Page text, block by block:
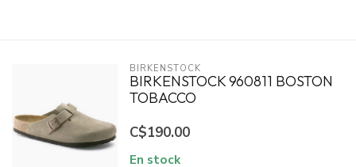
BIRKENSTOCK
BIRKENSTOCK 960811 BOSTON
TOBACCO
C$190.00
En stock